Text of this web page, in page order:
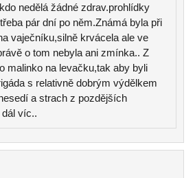
nedělá žádné zdrav.prohlídky
pár dní po něm.Známá byla při
vaječníku,silně krvácela ale ve
o tom nebyla ani zmínka.. Z
malinko na levačku,tak aby byli
s relativně dobrým výdělkem
a strach z pozdějších
víc..